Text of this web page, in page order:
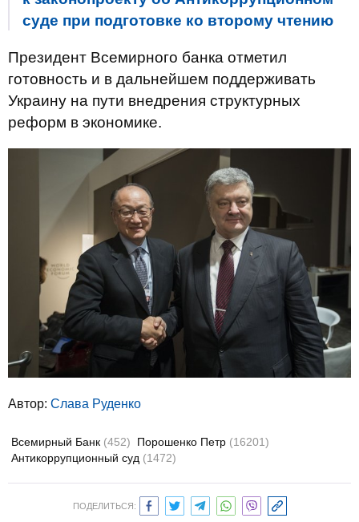
суде при подготовке ко второму чтению
Президент Всемирного банка отметил
готовность и в дальнейшем поддерживать
Украину на пути внедрения структурных
реформ в экономике.
Автор: Слава Руденко
Всемирный Банк (452) Порошенко Петр (16201)
Антикоррупционный суд (1472)
ПОДЕЛИТЬСЯ: